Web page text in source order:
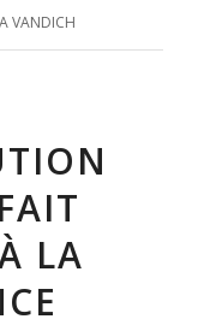
VANDICH
LA